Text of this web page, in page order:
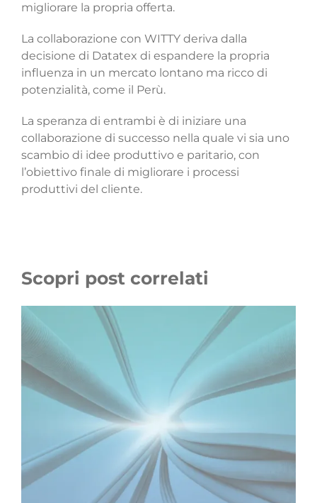
migliorare la propria offerta.
La collaborazione con WITTY deriva dalla
decisione di Datatex di espandere la propria
influenza in un mercato lontano ma ricco di
potenzialità, come il Perù.
La speranza di entrambi è di iniziare una
collaborazione di successo nella quale vi sia uno
scambio di idee produttivo e paritario, con
l’obiettivo finale di migliorare i processi
produttivi del cliente.
Scopri post correlati